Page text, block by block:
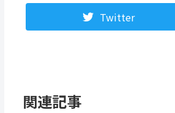
Twitter
関連記事